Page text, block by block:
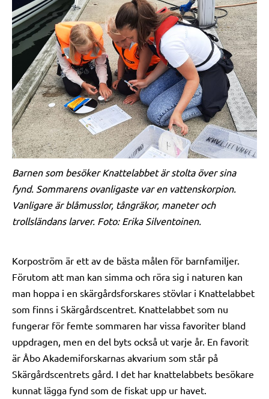
Barnen som besöker Knattelabbet är stolta över sina
fynd. Sommarens ovanligaste var en vattenskorpion.
Vanligare är blåmusslor, tångräkor, maneter och
trollsländans larver. Foto: Erika Silventoinen.
Korpoström är ett av de bästa målen för barnfamiljer.
Förutom att man kan simma och röra sig i naturen kan
man hoppa i en skärgårdsforskares stövlar i Knattelabbet
som finns i Skärgårdscentret. Knattelabbet som nu
fungerar för femte sommaren har vissa favoriter bland
uppdragen, men en del byts också ut varje år. En favorit
är Åbo Akademiforskarnas akvarium som står på
Skärgårdscentrets gård. I det har knattelabbets besökare
kunnat lägga fynd som de fiskat upp ur havet.